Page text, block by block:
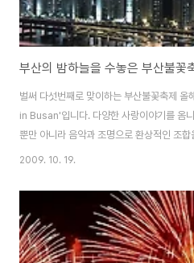
부산의 밤하늘을 수놓은 부산불꽃
벌써 다섯번째로 맞이하는 부산불꽃축제
in Busan'입니다. 다양한 사랑이야기를 옴
뿐만 아니라 음악과 조명으로 환상적인 조
대는 100만명이 넘는(각종 매체에서 그러더
이미 익히 알려져있더군요. 그 중에 해운대
니다. 켈빈온도를 다시 조정하여 찍었습니다
꽃으로 환하게 비추었습니다. 아직 불꽃사
많은 사진들이 실패로 남았습니다. 그러다보
2009. 10. 19.